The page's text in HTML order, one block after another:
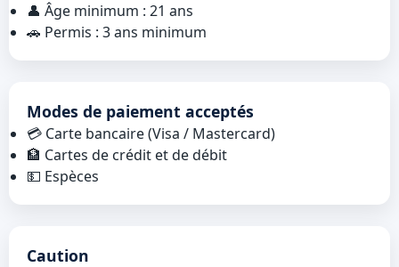
👤 Âge minimum : 21 ans
🚗 Permis : 3 ans minimum
Modes de paiement acceptés
💳 Carte bancaire (Visa / Mastercard)
🏦 Cartes de crédit et de débit
💵 Espèces
Caution